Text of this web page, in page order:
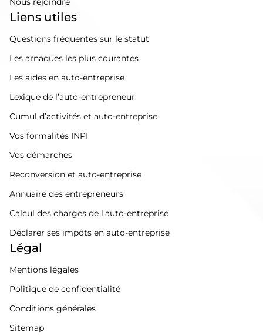
Liens utiles
Questions fréquentes sur le statut
Les arnaques les plus courantes
Les aides en auto-entreprise
Lexique de l’auto-entrepreneur
Cumul d’activités et auto-entreprise
Vos formalités INPI
Vos démarches
Reconversion et auto-entreprise
Annuaire des entrepreneurs
Calcul des charges de l'auto-entreprise
Déclarer ses impôts en auto-entreprise
Légal
Mentions légales
Politique de confidentialité
Conditions générales
Sitemap